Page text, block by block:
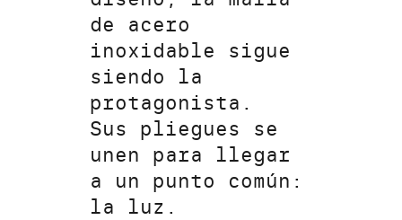
de acero
inoxidable sigue
siendo la
protagonista.
Sus pliegues se
unen para llegar
a un punto común:
la luz.